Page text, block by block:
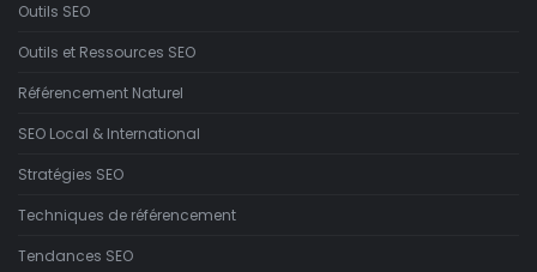
Outils SEO
Outils et Ressources SEO
Référencement Naturel
SEO Local & International
Stratégies SEO
Techniques de référencement
Tendances SEO